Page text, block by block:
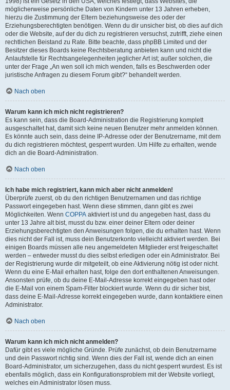
möglicherweise persönliche Daten von Kindern unter 13 Jahren erheben,
hierzu die Zustimmung der Eltern beziehungsweise des oder der
Erziehungsberechtigten benötigen. Wenn du dir unsicher bist, ob dies auf dich
oder die Website, auf der du dich zu registrieren versuchst, zutrifft, ziehe einen
rechtlichen Beistand zu Rate. Bitte beachte, dass phpBB Limited und der
Besitzer dieses Boards keine Rechtsberatung anbieten kann und nicht die
Anlaufstelle für Rechtsangelegenheiten jeglicher Art ist; außer solchen, die
unter der Frage „An wen soll ich mich wenden, falls es Beschwerden oder
juristische Anfragen zu diesem Forum gibt?“ behandelt werden.
Nach oben
Warum kann ich mich nicht registrieren?
Es kann sein, dass die Board-Administration die Registrierung komplett
ausgeschaltet hat, damit sich keine neuen Benutzer mehr anmelden können.
Es könnte auch sein, dass deine IP-Adresse oder der Benutzername, mit dem
du dich registrieren möchtest, gesperrt wurden. Um Hilfe zu erhalten, wende
dich an die Board-Administration.
Nach oben
Ich habe mich registriert, kann mich aber nicht anmelden!
Überprüfe zuerst, ob du den richtigen Benutzernamen und das richtige
Passwort eingegeben hast. Wenn diese stimmen, dann gibt es zwei
Möglichkeiten. Wenn COPPA aktiviert ist und du angegeben hast, dass du
unter 13 Jahre alt bist, musst du bzw. einer deiner Eltern oder deiner
Erziehungsberechtigten den Anweisungen folgen, die du erhalten hast. Wenn
dies nicht der Fall ist, muss dein Benutzerkonto vielleicht aktiviert werden. Bei
einigen Boards müssen alle neu angemeldeten Mitglieder erst freigeschaltet
werden – entweder musst du dies selbst erledigen oder ein Administrator. Bei
der Registrierung wurde dir mitgeteilt, ob eine Aktivierung nötig ist oder nicht.
Wenn du eine E-Mail erhalten hast, folge den dort enthaltenen Anweisungen.
Ansonsten prüfe, ob du deine E-Mail-Adresse korrekt eingegeben hast oder
die E-Mail von einem Spam-Filter blockiert wurde. Wenn du dir sicher bist,
dass deine E-Mail-Adresse korrekt eingegeben wurde, dann kontaktiere einen
Administrator.
Nach oben
Warum kann ich mich nicht anmelden?
Dafür gibt es viele mögliche Gründe. Prüfe zunächst, ob dein Benutzername
und dein Passwort richtig sind. Wenn dies der Fall ist, wende dich an einen
Board-Administrator, um sicherzugehen, dass du nicht gesperrt wurdest. Es ist
ebenfalls möglich, dass ein Konfigurationsproblem mit der Website vorliegt,
welches ein Administrator lösen muss.